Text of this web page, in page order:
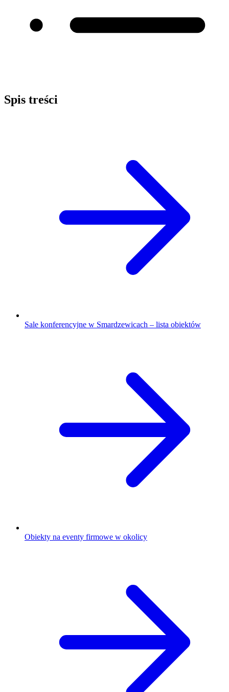
Spis treści
Sale konferencyjne w Smardzewicach – lista obiektów
Obiekty na eventy firmowe w okolicy